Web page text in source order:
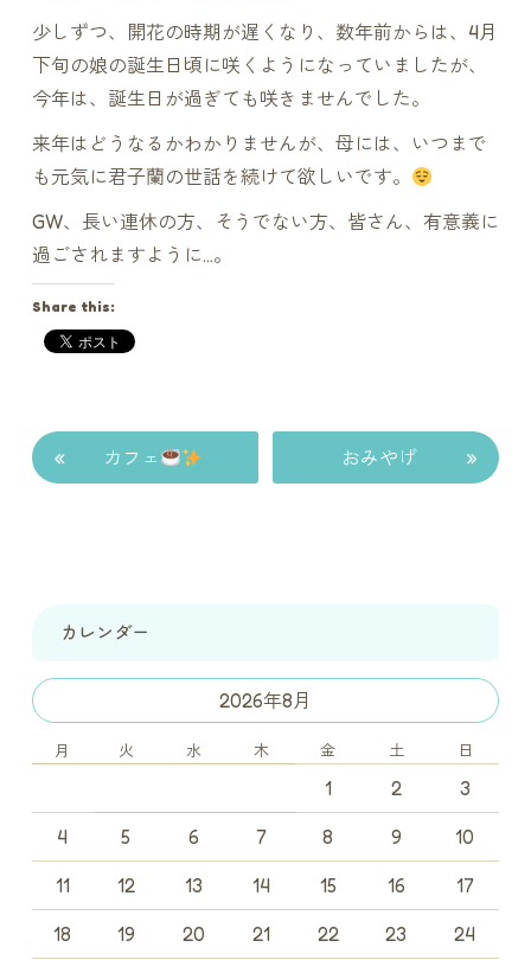
少しずつ、開花の時期が遅くなり、数年前からは、4月
下旬の娘の誕生日頃に咲くようになっていましたが、
今年は、誕生日が過ぎても咲きませんでした。
来年はどうなるかわかりませんが、母には、いつまで
も元気に君子蘭の世話を続けて欲しいです。
GW、長い連休の方、そうでない方、皆さん、有意義に
過ごされますように…。
Share this:
« カフェ おみやげ »
カレンダー
2026年8月
月 火 水 木 金 土 日
1 2 3
4 5 6 7 8 9 10
11 12 13 14 15 16 17
18 19 20 21 22 23 24